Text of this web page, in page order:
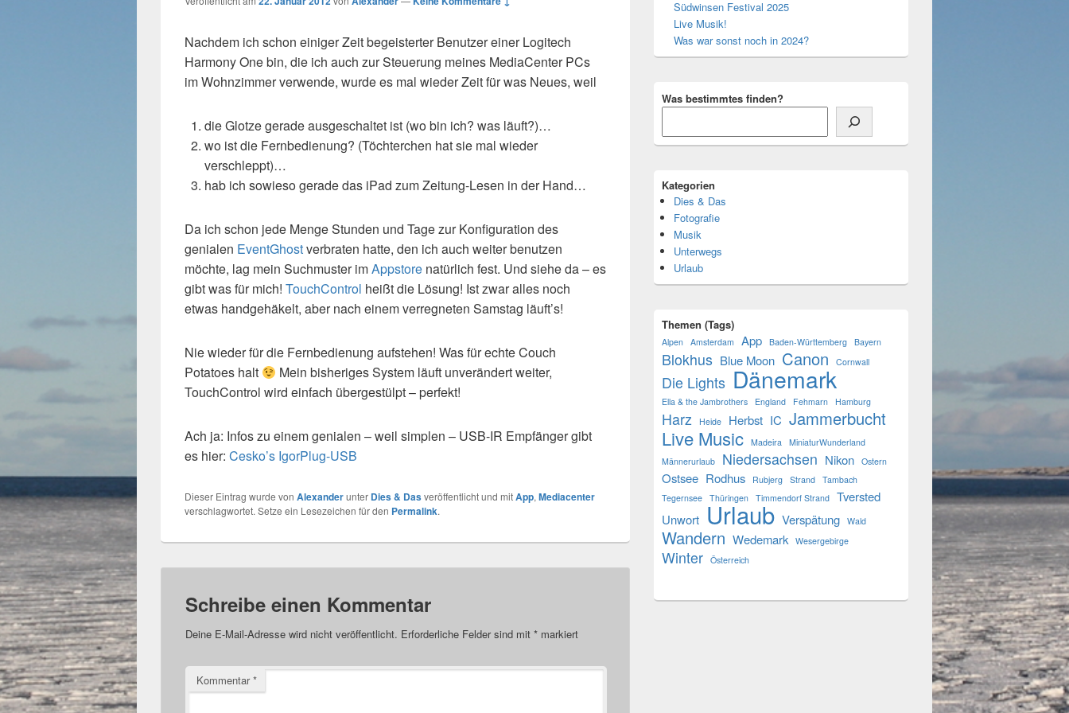
Nachdem ich schon einiger Zeit begeisterter Benutzer einer Logitech
Harmony One bin, die ich auch zur Steuerung meines MediaCenter PCs
im Wohnzimmer verwende, wurde es mal wieder Zeit für was Neues, weil
die Glotze gerade ausgeschaltet ist (wo bin ich? was läuft?)…
wo ist die Fernbedienung? (Töchterchen hat sie mal wieder
verschleppt)…
hab ich sowieso gerade das iPad zum Zeitung-Lesen in der Hand…
Da ich schon jede Menge Stunden und Tage zur Konfiguration des
genialen EventGhostverbraten hatte, den ich auch weiter benutzen
möchte, lag mein Suchmuster imAppstore natürlich fest. Und siehe da – es
gibt was für mich! TouchControl heißt die Lösung! Ist zwar alles noch
etwas handgehäkelt, aber nach einem verregneten Samstag läuft’s!
Nie wieder für die Fernbedienung aufstehen! Was für echte Couch
Potatoes halt
Mein bisheriges System läuft unverändert weiter,
TouchControl wird einfach übergestülpt – perfekt!
Ach ja: Infos zu einem genialen – weil simplen – USB-IR Empfänger gibt
es hier: Cesko’s IgorPlug-USB
Dieser Eintrag wurde von Alexanderunter Dies & Dasveröffentlicht und mitApp, Mediacenter
verschlagwortet. Setze ein Lesezeichen für den Permalink.
Schreibe einen Kommentar
Deine E-Mail-Adresse wird nicht veröffentlicht. Erforderliche Felder sind mit * markiert
Kommentar*
Südwinsen Festival 2025
Live Musik!
Was war sonst noch in 2024?
Was bestimmtes finden?
Kategorien
Dies & Das
Fotografie
Musik
Unterwegs
Urlaub
Themen (Tags)
Alpen Amsterdam App Baden-Württemberg Bayern
Blokhus Blue Moon Canon Cornwall
Die Lights Dänemark
Ella & the Jambrothers England Fehmarn Hamburg
Harz Heide Herbst IC Jammerbucht
Live Music Madeira MiniaturWunderland
Männerurlaub
Niedersachsen Nikon Ostern
Ostsee Rodhus Rubjerg Strand Tambach
Tegernsee Thüringen Timmendorf Strand Tversted
Unwort Urlaub Verspätung Wald
Wandern Wedemark Wesergebirge
Winter Österreich